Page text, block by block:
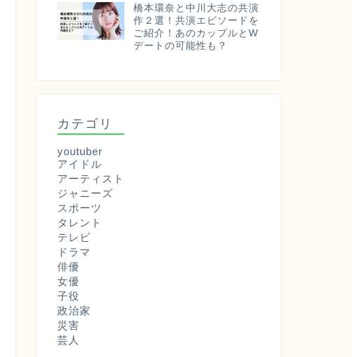
橋本環奈と中川大志の共演
作２選！共演エピソードを
ご紹介！あのカップルとW
デートの可能性も？
カテゴリ
youtuber
アイドル
アーティスト
ジャニーズ
スポーツ
タレント
テレビ
ドラマ
俳優
女優
子役
政治家
災害
芸人